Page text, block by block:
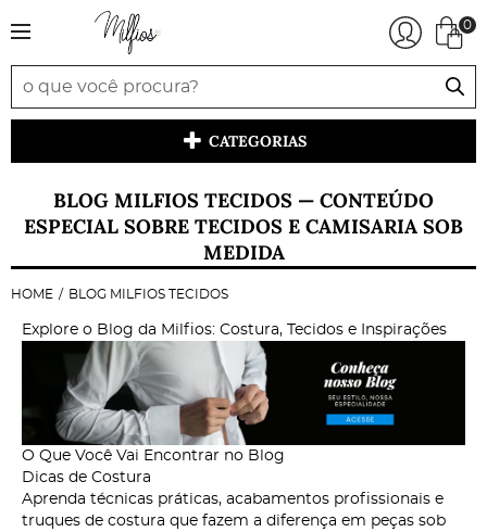
0
CATEGORIAS
BLOG MILFIOS TECIDOS — CONTEÚDO
ESPECIAL SOBRE TECIDOS E CAMISARIA SOB
MEDIDA
HOME BLOG MILFIOS TECIDOS
Explore o Blog da Milfios: Costura, Tecidos e Inspirações
O Que Você Vai Encontrar no Blog
Dicas de Costura
Aprenda técnicas práticas, acabamentos profissionais e
truques de costura que fazem a diferença em peças sob